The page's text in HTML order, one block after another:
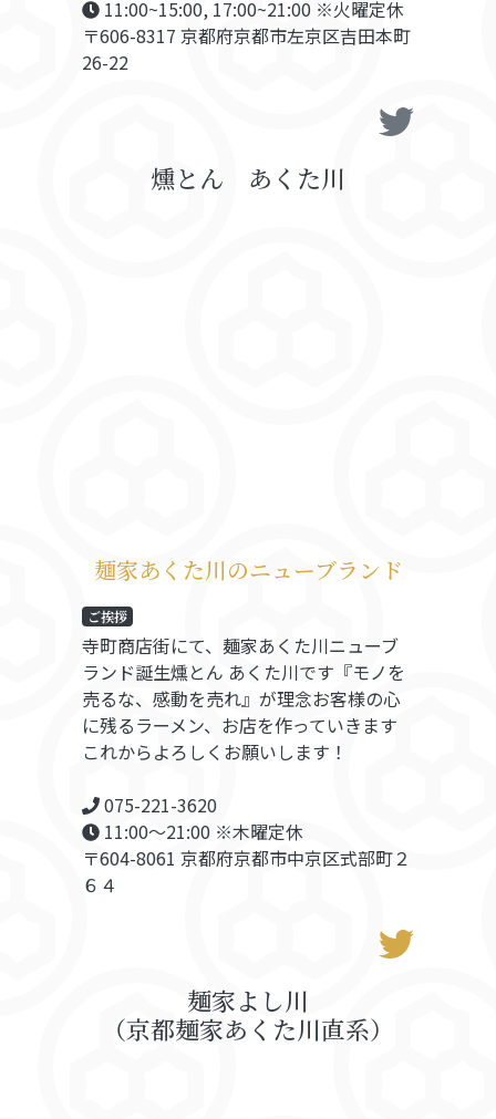
11:00~15:00, 17:00~21:00 ※火曜定休
〒606-8317 京都府京都市左京区吉田本町
26-22
燻とん あくた川
麺家あくた川のニューブランド
ご挨拶
寺町商店街にて、麺家あくた川ニューブ
ランド誕生燻とん あくた川です『モノを
売るな、感動を売れ』が理念お客様の心
に残るラーメン、お店を作っていきます
これからよろしくお願いします！
075-221-3620
11:00〜21:00 ※木曜定休
〒604-8061 京都府京都市中京区式部町２
６４
麺家よし川
（京都麺家あくた川直系）